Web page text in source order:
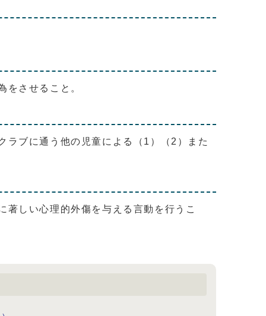
をさせること。
ラブに通う他の児童による（1）（2）また
しい心理的外傷を与える言動を行うこ